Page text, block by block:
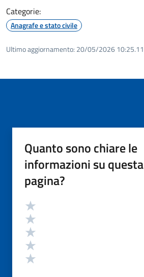
Categorie:
Anagrafe e stato civile
Ultimo aggiornamento: 20/05/2026 10:25.11
Quanto sono chiare le
informazioni su questa
pagina?
Valutazione